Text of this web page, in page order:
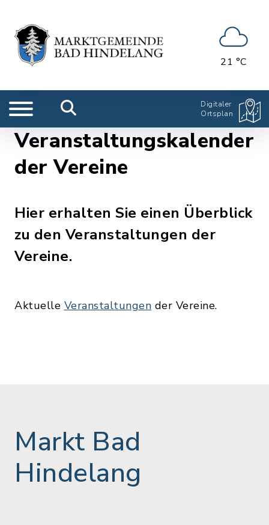
21 °C
Digitaler
Ortsplan
Veranstaltungskalender
der Vereine
Hier erhalten Sie einen Überblick
zu den Veranstaltungen der
Vereine.
Aktuelle Veranstaltungen der Vereine.
Markt Bad
Hindelang